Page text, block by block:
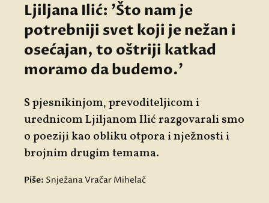
Ljiljana Ilić: 'Što nam je
potrebniji svet koji je nežan i
osećajan, to oštriji katkad
moramo da budemo.'
S pjesnikinjom, prevoditeljicom i
urednicom Ljiljanom Ilić razgovarali smo
o poeziji kao obliku otpora i nježnosti i
brojnim drugim temama.
Piše: Snježana Vračar Mihelač